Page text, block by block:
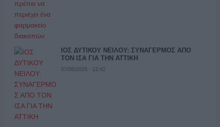
ΙΟΣ ΔΥΤΙΚΟΥ ΝΕΙΛΟΥ: ΣΥΝΑΓΕΡΜΟΣ ΑΠΟ
ΤΟΝ ΙΣΑ ΓΙΑ ΤΗΝ ΑΤΤΙΚΗ
07/08/2026 - 12:42